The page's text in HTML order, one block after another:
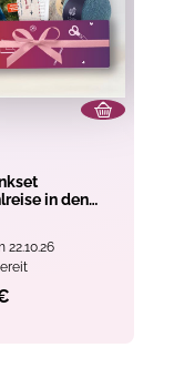
in den
22.10.26